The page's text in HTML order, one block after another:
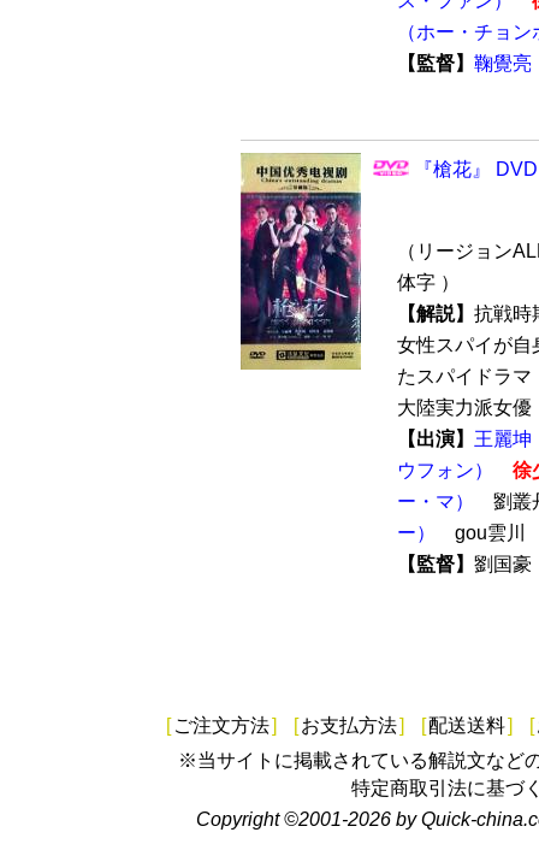
（ホー・チョ
【監督】 鞠覺亮
『槍花』
（リージョン
体字 ）
【解説】 抗戦時
女性スパイが自
たスパイドラ
大陸実力派女
【出演】 王麗坤
ウフォン）
徐
ー・マ）
劉叢
ー）
gou雲
【監督】 劉国
[ ご注文方法] [お支払方法] [配送送料] [
※当サイトに掲載されている解説文など
特定商取引法に基づ
Copyright ©2001-2026 by Quick-